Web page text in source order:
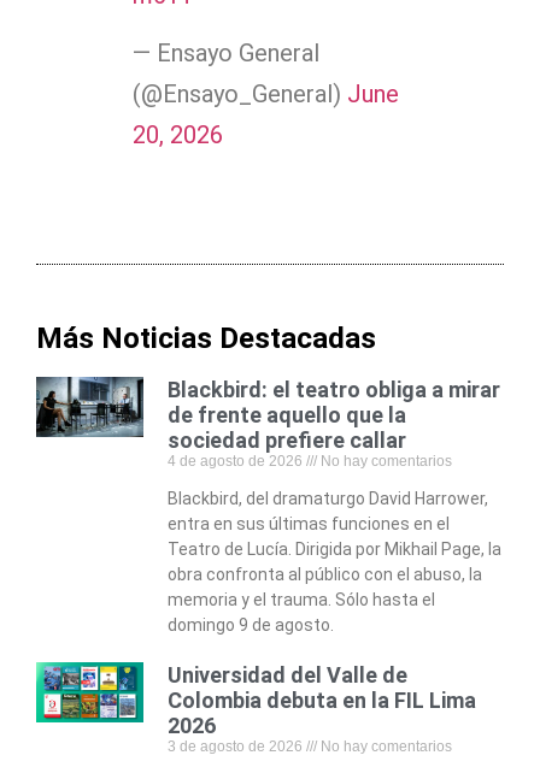
— Ensayo General
(@Ensayo_General) June
20, 2026
Más Noticias Destacadas
Blackbird: el teatro obliga a mirar
de frente aquello que la
sociedad prefiere callar
4 de agosto de 2026 No hay comentarios
Blackbird, del dramaturgo David Harrower,
entra en sus últimas funciones en el
Teatro de Lucía. Dirigida por Mikhail Page, la
obra confronta al público con el abuso, la
memoria y el trauma. Sólo hasta el
domingo 9 de agosto.
Universidad del Valle de
Colombia debuta en la FIL Lima
2026
3 de agosto de 2026 No hay comentarios